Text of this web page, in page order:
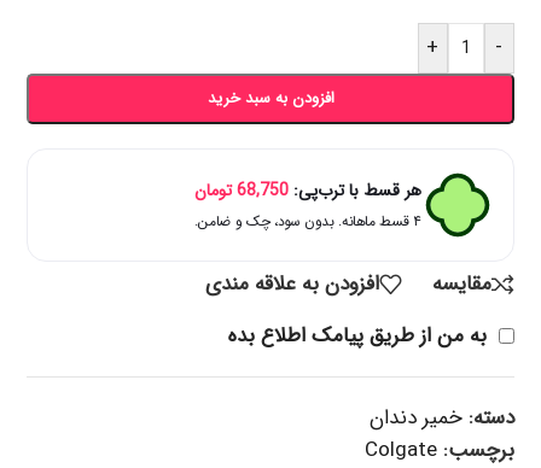
-
+
افزودن به سبد خرید
هر قسط با ترب‌پی:68,750 تومان
۴ قسط ماهانه. بدون سود، چک و ضامن.
مقایسه
افزودن به علاقه مندی
به من از طریق پیامک اطلاع بده
دسته: خمیر دندان
برچسب: Colgate